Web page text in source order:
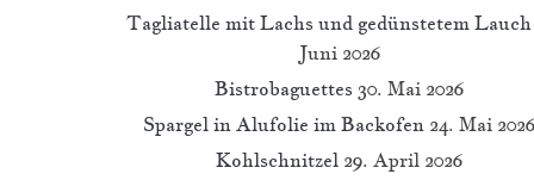
Tagliatelle mit Lachs und gedünstetem Lauch
Juni 2026
Bistrobaguettes 30. Mai 2026
Spargel in Alufolie im Backofen 24. Mai 2026
Kohlschnitzel 29. April 2026